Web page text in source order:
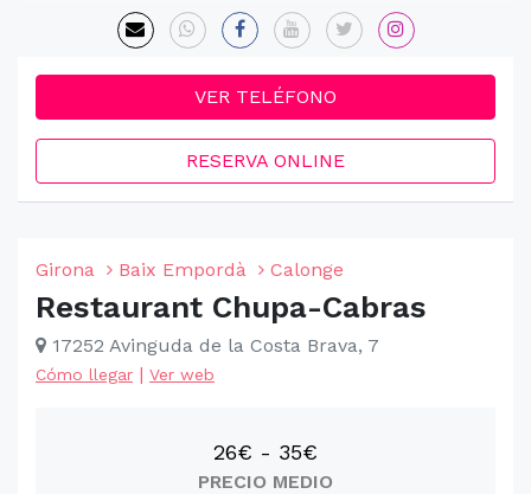
VER TELÉFONO
RESERVA ONLINE
Girona Baix Empordà Calonge
Restaurant Chupa-Cabras
17252 Avinguda de la Costa Brava, 7
Cómo llegar | Ver web
26€ - 35€
PRECIO MEDIO